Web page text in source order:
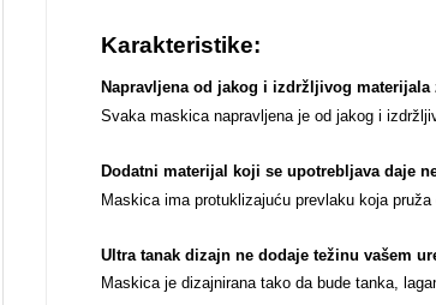
Karakteristike:
Napravljena od jakog i izdržljivog materijala
Svaka maskica napravljena je od jakog i
Dodatni materijal koji se upotrebljava daje
Maskica ima protuklizajuću prevlaku koja
Ultra tanak dizajn ne dodaje težinu vašem
Maskica je dizajnirana tako da bude tanka,
I Need Some Space